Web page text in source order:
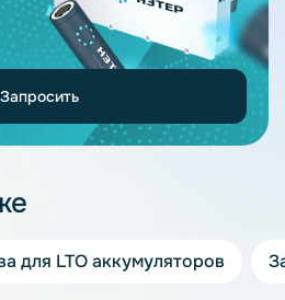
Запросить
для LTO аккумуляторов